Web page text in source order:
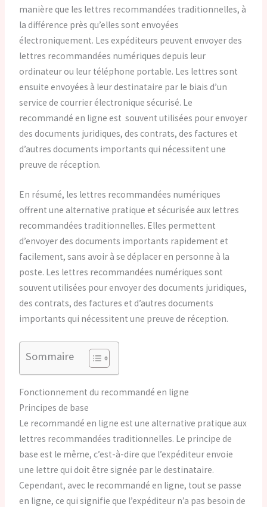
manière que les lettres recommandées traditionnelles, à
la différence près qu’elles sont envoyées
électroniquement. Les expéditeurs peuvent envoyer des
lettres recommandées numériques depuis leur
ordinateur ou leur téléphone portable. Les lettres sont
ensuite envoyées à leur destinataire par le biais d’un
service de courrier électronique sécurisé. Le
recommandé en ligne est souvent utilisées pour envoyer
des documents juridiques, des contrats, des factures et
d’autres documents importants qui nécessitent une
preuve de réception.
En résumé, les lettres recommandées numériques
offrent une alternative pratique et sécurisée aux lettres
recommandées traditionnelles. Elles permettent
d’envoyer des documents importants rapidement et
facilement, sans avoir à se déplacer en personne à la
poste. Les lettres recommandées numériques sont
souvent utilisées pour envoyer des documents juridiques,
des contrats, des factures et d’autres documents
importants qui nécessitent une preuve de réception.
Sommaire
Fonctionnement du recommandé en ligne
Principes de base
Le recommandé en ligne est une alternative pratique aux
lettres recommandées traditionnelles. Le principe de
base est le même, c’est-à-dire que l’expéditeur envoie
une lettre qui doit être signée par le destinataire.
Cependant, avec le recommandé en ligne, tout se passe
en ligne, ce qui signifie que l’expéditeur n’a pas besoin de